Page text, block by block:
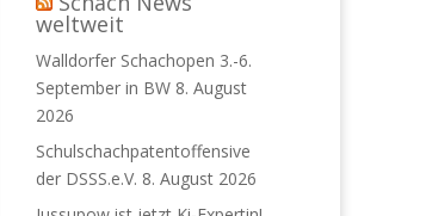
weltweit
Walldorfer Schachopen 3.-6.
September in BW 8. August
2026
Schulschachpatentoffensive
der DSSS.e.V. 8. August 2026